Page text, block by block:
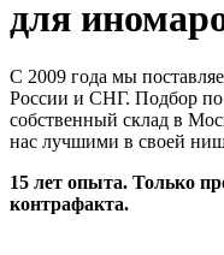
для
С 2009 года мы
России и СНГ. Подбор по
собственный склад в
нас лучшими в своей
15 лет опыта. Только
контрафакта.